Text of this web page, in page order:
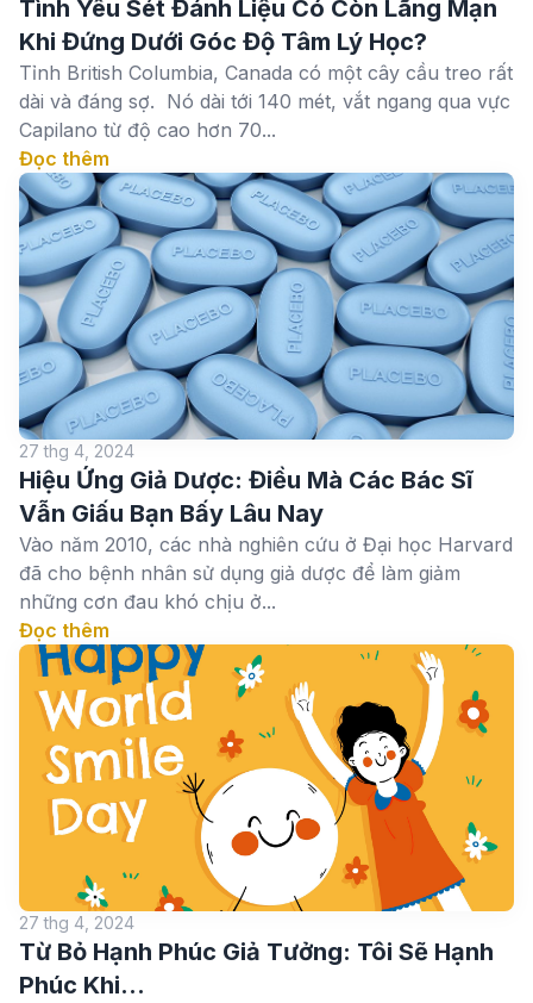
Tình Yêu Sét Đánh Liệu Có Còn Lãng Mạn
Khi Đứng Dưới Góc Độ Tâm Lý Học?
Tỉnh British Columbia, Canada có một cây cầu treo rất
dài và đáng sợ. Nó dài tới 140 mét, vắt ngang qua vực
Capilano từ độ cao hơn 70...
Đọc thêm
27 thg 4, 2024
Hiệu Ứng Giả Dược: Điều Mà Các Bác Sĩ
Vẫn Giấu Bạn Bấy Lâu Nay
Vào năm 2010, các nhà nghiên cứu ở Đại học Harvard
đã cho bệnh nhân sử dụng giả dược để làm giảm
những cơn đau khó chịu ở...
Đọc thêm
27 thg 4, 2024
Từ Bỏ Hạnh Phúc Giả Tưởng: Tôi Sẽ Hạnh
Phúc Khi…